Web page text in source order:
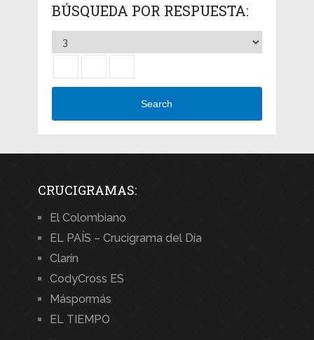
BÚSQUEDA POR RESPUESTA:
Search
CRUCIGRAMAS:
El Colombiano
EL PAÍS – Crucigrama del Día
Clarín
CodyCross ES
Máspormás
EL TIEMPO